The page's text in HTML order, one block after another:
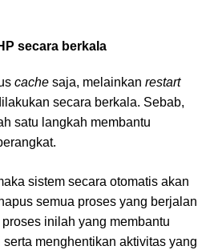
secara berkala
cache saja, melainkan restart
secara berkala. Sebab,
satu langkah membantu
sistem secara otomatis akan
semua proses yang berjalan
inilah yang membantu
menghentikan aktivitas yang